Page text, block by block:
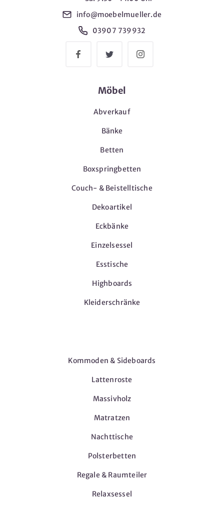
info@moebelmueller.de
03907 739932
Möbel
Abverkauf
Bänke
Betten
Boxspringbetten
Couch- & Beistelltische
Dekoartikel
Eckbänke
Einzelsessel
Esstische
Highboards
Kleiderschränke
Kommoden & Sideboards
Lattenroste
Massivholz
Matratzen
Nachttische
Polsterbetten
Regale & Raumteiler
Relaxsessel